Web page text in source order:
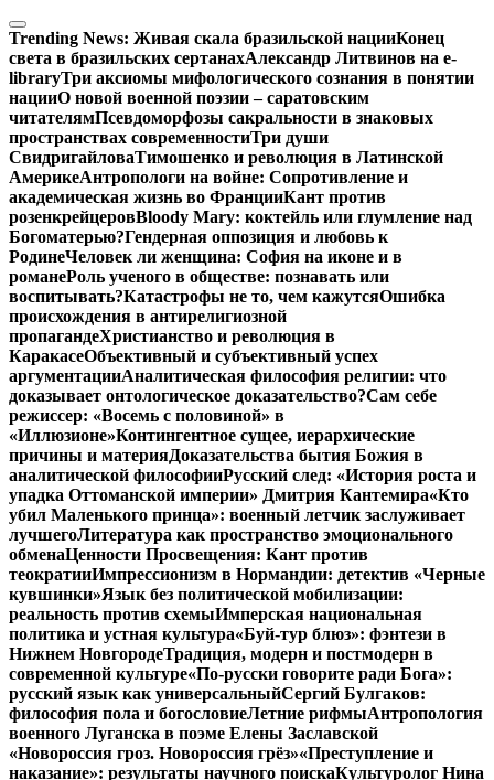
Перейти
к
содержимому
Trending News: Живая скала бразильской нацииКонец
света в бразильских сертанахАлександр Литвинов на e-
libraryТри аксиомы мифологического сознания в понятии
нацииО новой военной поэзии – саратовским
читателямПсевдоморфозы сакральности в знаковых
пространствах современностиТри души
СвидригайловаТимошенко и революция в Латинской
АмерикеАнтропологи на войне: Сопротивление и
академическая жизнь во ФранцииКант против
розенкрейцеровBloody Mary: коктейль или глумление над
Богоматерью?Гендерная оппозиция и любовь к
РодинеЧеловек ли женщина: София на иконе и в
романеРоль ученого в обществе: познавать или
воспитывать?Катастрофы не то, чем кажутсяОшибка
происхождения в антирелигиозной
пропагандеХристианство и революция в
КаракасеОбъективный и субъективный успех
аргументацииАналитическая философия религии: что
доказывает онтологическое доказательство?Сам себе
режиссер: «Восемь с половиной» в
«Иллюзионе»Контингентное сущее, иерархические
причины и материяДоказательства бытия Божия в
аналитической философииРусский след: «История роста и
упадка Оттоманской империи» Дмитрия Кантемира«Кто
убил Маленького принца»: военный летчик заслуживает
лучшегоЛитература как пространство эмоционального
обменаЦенности Просвещения: Кант против
теократииИмпрессионизм в Нормандии: детектив «Черные
кувшинки»Язык без политической мобилизации:
реальность против схемыИмперская национальная
политика и устная культура«Буй-тур блюз»: фэнтези в
Нижнем НовгородеТрадиция, модерн и постмодерн в
современной культуре«По-русски говорите ради Бога»:
русский язык как универсальныйСергий Булгаков:
философия пола и богословиеЛетние рифмыАнтропология
военного Луганска в поэме Елены Заславской
«Новороссия гроз. Новороссия грёз»«Преступление и
наказание»: результаты научного поискаКультуролог Нина